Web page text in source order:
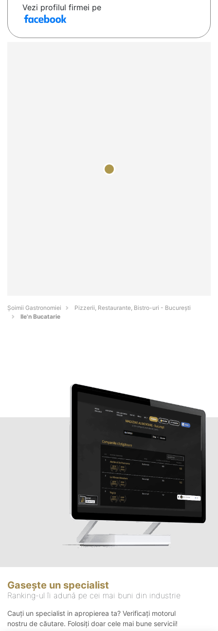
Vezi profilul firmei pe
Șoimii Gastronomiei
Pizzerii, Restaurante, Bistro-uri - Bucureşti
Ile'n Bucatarie
Gasește un specialist
Ranking-ul îi adună pe cei mai buni din industrie
Cauți un specialist in apropierea ta? Verificați motorul
nostru de căutare. Folosiți doar cele mai bune servicii!